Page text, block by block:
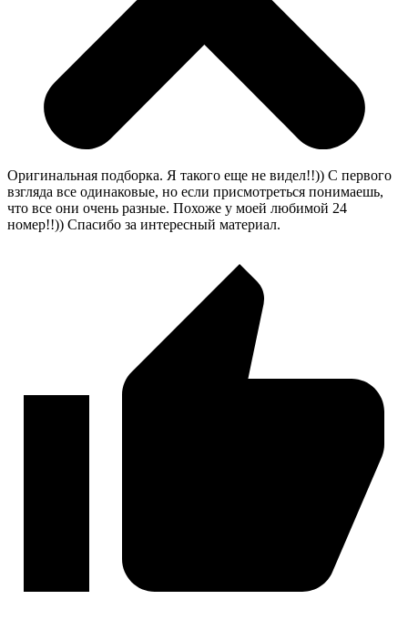
Оригинальная подборка. Я такого еще не видел!!)) С первого
взгляда все одинаковые, но если присмотреться понимаешь,
что все они очень разные. Похоже у моей любимой 24
номер!!)) Спасибо за интересный материал.